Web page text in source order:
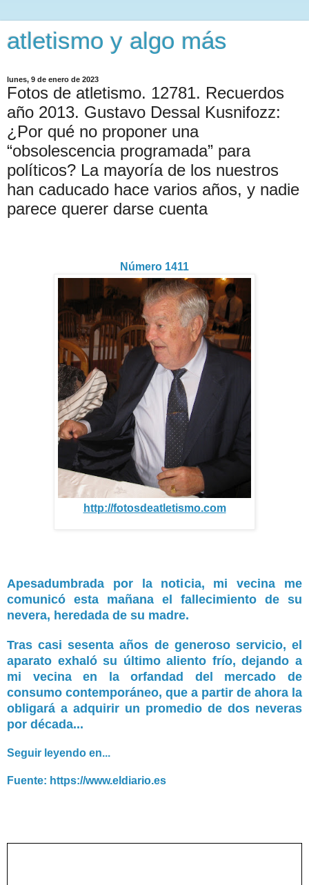
atletismo y algo más
lunes, 9 de enero de 2023
Fotos de atletismo. 12781. Recuerdos
año 2013. Gustavo Dessal Kusnifozz:
¿Por qué no proponer una
“obsolescencia programada” para
políticos? La mayoría de los nuestros
han caducado hace varios años, y nadie
parece querer darse cuenta
Número 1411
http://fotosdeatletismo.com
Apesadumbrada por la noticia, mi vecina me
comunicó esta mañana el fallecimiento de su
nevera, heredada de su madre.
Tras casi sesenta años de generoso servicio, el
aparato exhaló su último aliento frío, dejando a
mi vecina en la orfandad del mercado de
consumo contemporáneo, que a partir de ahora la
obligará a adquirir un promedio de dos neveras
por década...
Seguir leyendo en...
Fuente: https://www.eldiario.es